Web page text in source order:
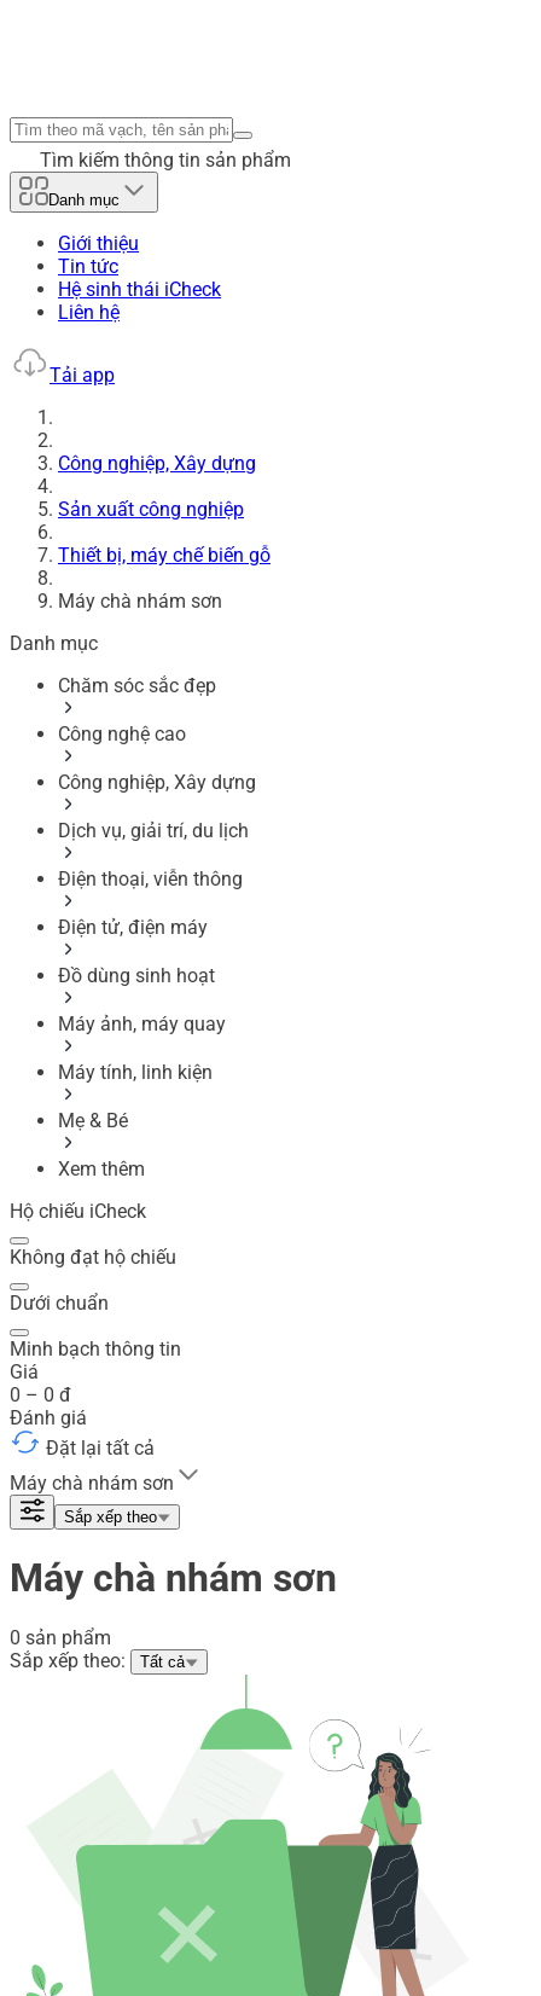
Tìm kiếm thông tin sản phẩm
Danh mục
Giới thiệu
Tin tức
Hệ sinh thái iCheck
Liên hệ
Tải app
Công nghiệp, Xây dựng
Sản xuất công nghiệp
Thiết bị, máy chế biến gỗ
Máy chà nhám sơn
Danh mục
Chăm sóc sắc đẹp
Công nghệ cao
Công nghiệp, Xây dựng
Dịch vụ, giải trí, du lịch
Điện thoại, viễn thông
Điện tử, điện máy
Đồ dùng sinh hoạt
Máy ảnh, máy quay
Máy tính, linh kiện
Mẹ & Bé
Xem thêm
Hộ chiếu iCheck
Không đạt hộ chiếu
Dưới chuẩn
Minh bạch thông tin
Giá
0 – 0 đ
Đánh giá
Đặt lại tất cả
Máy chà nhám sơn
Sắp xếp theo
Máy chà nhám sơn
0 sản phẩm
Sắp xếp theo:
Tất cả